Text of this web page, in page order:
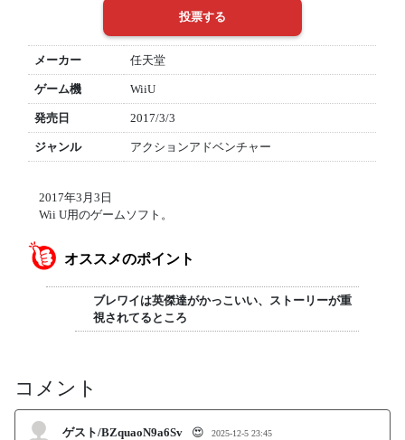
メーカー 任天堂
ゲーム機 WiiU
発売日 2017/3/3
ジャンル アクションアドベンチャー
2017年3月3日
Wii U用のゲームソフト。
オススメのポイント
ブレワイは英傑達がかっこいい、ストーリーが重
視されてるところ
コメント
ゲスト/BZquaoN9a6Sv 😍 2025-12-5 23:45